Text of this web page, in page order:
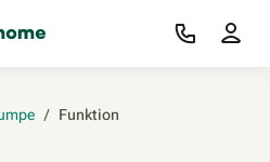
/ Funktion‎